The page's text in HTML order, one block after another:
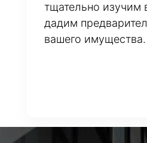
тщательно изучим
дадим
вашего имущества.